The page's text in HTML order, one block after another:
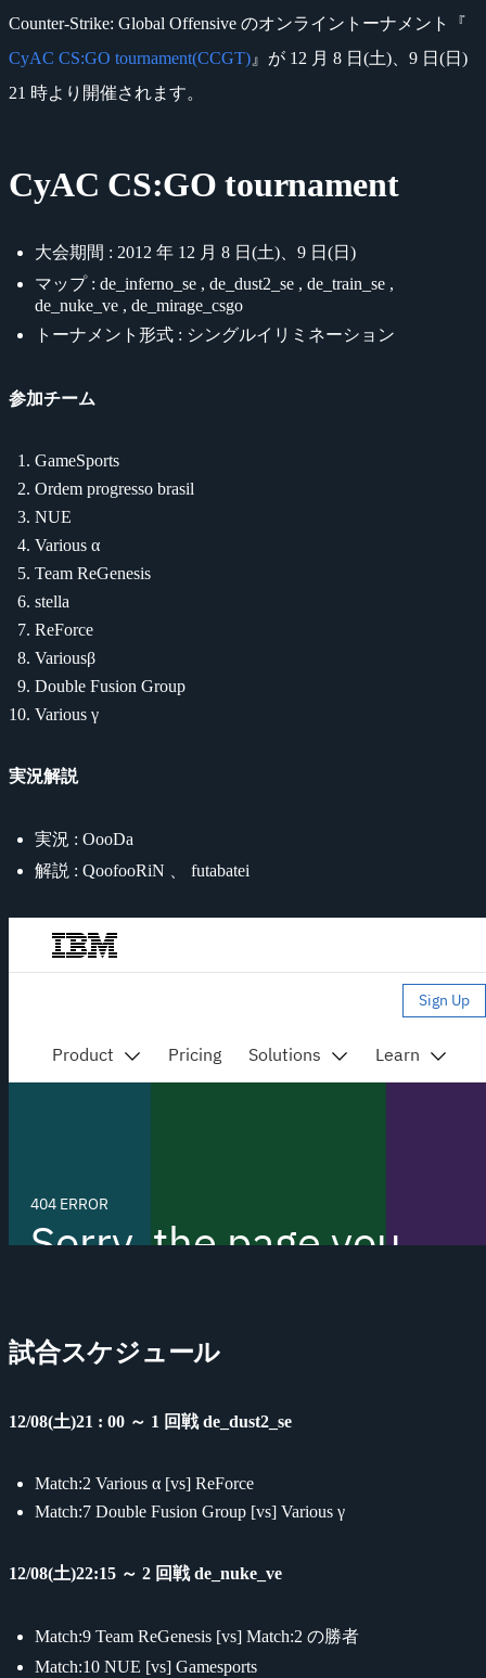
Counter-Strike: Global Offensive のオンライントーナメント『
CyAC CS:GO tournament(CCGT) 』が 12 月 8 日(土)、9 日(日)
21 時より開催されます。
CyAC CS:GO tournament
大会期間 : 2012 年 12 月 8 日(土)、9 日(日)
マップ : de_inferno_se , de_dust2_se , de_train_se ,
de_nuke_ve , de_mirage_csgo
トーナメント形式 : シングルイリミネーション
参加チーム
GameSports
Ordem progresso brasil
NUE
Various α
Team ReGenesis
stella
ReForce
Variousβ
Double Fusion Group
Various γ
実況解説
実況 : OooDa
解説 : QoofooRiN 、 futabatei
試合スケジュール
12/08(土)21 : 00 ～ 1 回戦 de_dust2_se
Match:2 Various α [vs] ReForce
Match:7 Double Fusion Group [vs] Various γ
12/08(土)22:15 ～ 2 回戦 de_nuke_ve
Match:9 Team ReGenesis [vs] Match:2 の勝者
Match:10 NUE [vs] Gamesports